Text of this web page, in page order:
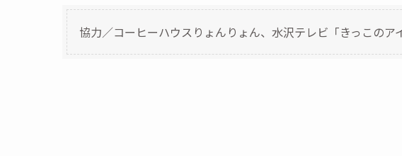
協力／コーヒーハウスりょんりょん、水沢テレビ「きっこのア